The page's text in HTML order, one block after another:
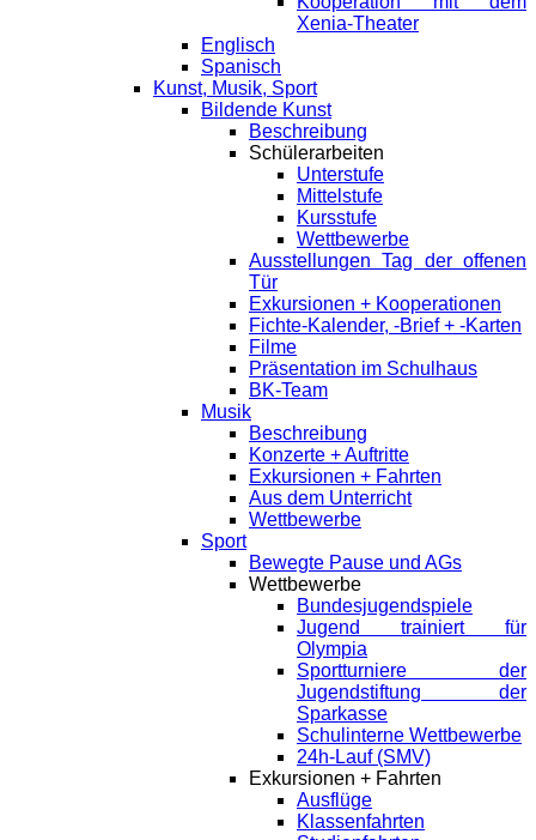
Xenia-Theater
Englisch
Spanisch
Kunst, Musik, Sport
Bildende Kunst
Beschreibung
Schülerarbeiten
Unterstufe
Mittelstufe
Kursstufe
Wettbewerbe
Ausstellungen Tag der offenen
Tür
Exkursionen + Kooperationen
Fichte-Kalender, -Brief + -Karten
Filme
Präsentation im Schulhaus
BK-Team
Musik
Beschreibung
Konzerte + Auftritte
Exkursionen + Fahrten
Aus dem Unterricht
Wettbewerbe
Sport
Bewegte Pause und AGs
Wettbewerbe
Bundesjugendspiele
Jugend trainiert für
Olympia
Sportturniere der
Jugendstiftung der
Sparkasse
Schulinterne Wettbewerbe
24h-Lauf (SMV)
Exkursionen + Fahrten
Ausflüge
Klassenfahrten